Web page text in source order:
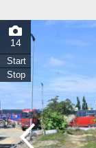
14
Start
Stop